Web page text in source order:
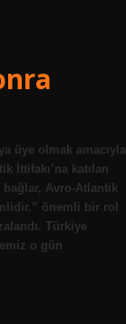
üye olmak amacıyla
İttifakı’na katılan
Avro-Atlantik
önemli bir rol
Türkiye
o gün